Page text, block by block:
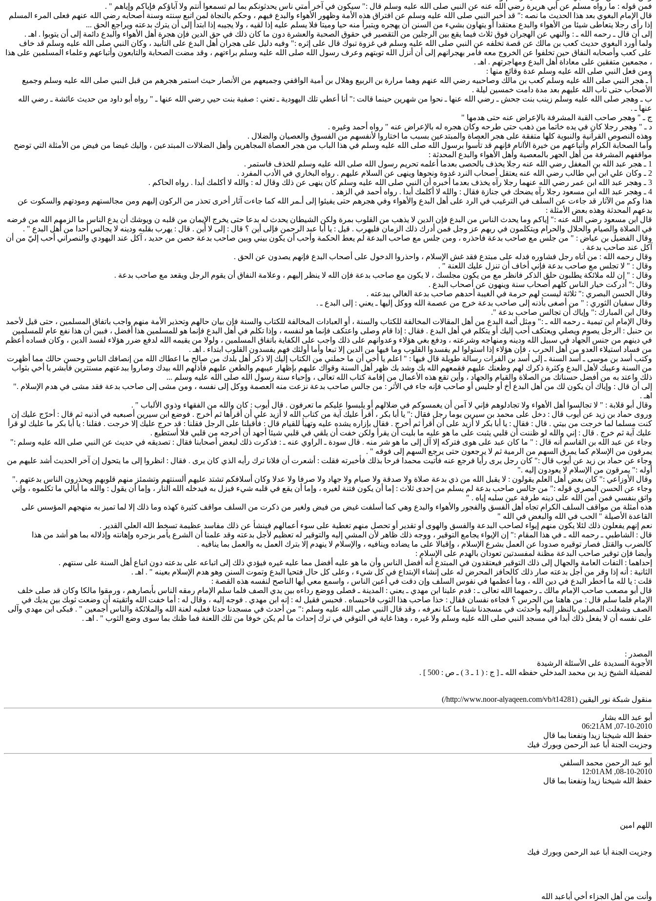
فمن قوله : ما رواه مسلم عن أبي هريرة رضي الله عنه عن النبي صلى الله عليه وسلم قال :" سيكون في آخر أمتي ناس يحدثونكم بما لم تسمعوا أنتم ولا آباؤكم فإياكم وإياهم " .
قال الإمام البغوي بعد هذا الحديث ما نصه :" قد أخبر النبي صلى الله عليه وسلم عن افتراق هذه الأمة وظهور الأهواء والبدع فيهم ، وحكم بالنجاة لمن اتبع سنته وسنة أصحابه رضي الله عنهم فعلى المرء المسلم
إذا رأى رجلا يتعاطى شيئا من الأهواء والبدع معتقدا أو يتهاون بشيء من السنن أن يهجره ويتبرأ منه حيا وميتا فلا يسلم عليه إذا لقيه ، ولا يجيبه إذا ابتدأ إلى أن يترك بدعته ويراجع الحق ...
إلى أن قال ـ رحمه الله ـ : والنهي عن الهجران فوق ثلاث فيما يقع بين الرجلين من التقصير في حقوق الصحبة والعشرة دون ما كان ذلك في حق الدين فإن هجرة أهل الأهواء والبدع دائمة إلى أن يتوبوا . اهـ .
ولما أورد البغوي حديث كعب بن مالك عن قصة تخلفه عن النبي صلى الله عليه وسلم في غزوة تبوك قال على إثره :" وفيه دليل على هجران أهل البدع على التأبيد ، وكان النبي صلى الله عليه وسلم قد خاف
على كعب وأصحابه النفاق حين تخلفوا عن الخروج معه فأمر بهجرانهم إلى أن أنزل الله توبتهم وعرف رسول الله صلى الله عليه وسلم براءتهم ، وقد مضت الصحابة والتابعون وأتباعهم وعلماء المسلمين على هذا
، مجمعين متفقين على معاداة أهل البدع ومهاجرتهم . اهـ .
ومن فعل النبي صلى الله عليه وسلم عدة وقائع منها :
أ ـ هجر النبي صلى الله عليه وسلم كعب بن مالك وصاحبيه رضي الله عنهم وهما مرارة بن الربيع وهلال بن أمية الواقفي وجميعهم من الأنصار حيث استمر هجرهم من قبل النبي صلى الله عليه وسلم وجميع
الأصحاب حتى تاب الله عليهم بعد مدة دامت خمسين ليلة .
ب ـ وهجر صلى الله عليه وسلم زينب بنت جحش ـ رضي الله عنها ـ نحوا من شهرين حينما قالت :" أنا أعطي تلك اليهودية ـ تعني : صفية بنت حيي رضي الله عنها ـ " رواه أبو داود من حديث عائشة ـ رضي الله
عنها ـ .
ج ـ " وهجر صاحب القبة المشرفة بالإعراض عنه حتى هدمها "
د ـ " وهجر رجلا كان في يده خاتما من ذهب حتى طرحه وكان هجره له بالإعراض عنه " رواه أحمد وغيره .
وهذه النصوص القرآنية والنبوية كلها متفقة على هجر العصاة والمبتدعين بسبب ما اختاروا لأنفسهم من الفسوق والعصيان والضلال .
وأما الصحابة الكرام وأتباعهم من خيرة الأانام فإنهم قد تأسوا برسول الله صلى الله عليه وسلم في هذا الباب من هجر العصاة المجاهرين وأهل الضلالات المبتدعين ، وإليك غيضا من فيض من الأمثلة التي توضح
مواقفهم المشرفة من أهل الجهر بالمعصية وأهل الأهواء والبدع المحدثة :
1 ـ هجر عبد الله بن المغفل رضي الله عنه رجلا يخذف بالحصى بعدما أعلمه تحريم رسول الله صلى الله عليه وسلم للخذف فاستمر .
2 ـ وكان علي ابن أبي طالب رضي الله عنه يعتقل أصحاب النرد غدوة ونحوها وينهى عن السلام عليهم . رواه البخاري في الأدب المفرد .
3 ـ وهجر عبد الله ابن عمر رضي الله عنهما رجلا رآه يخذف بعدما أخبره أن النبي صلى الله عليه وسلم كان ينهى عن ذلك وقال له : والله لا أكلمك أبدا . رواه الحاكم .
4 ـ وهجر عبد الله ابن مسعود رجلا رآه يضحك في جنازة فقال : والله لا أكلمك أبدا . رواه أحمد في الزهد .
هذا وكم من الآثار قد جاءت عن السلف في الترغيب في الرد على أهل البدع والأهواء وفي هجرهم حتى يفيئوا إلى أـمر الله كما جاءت آثار أخرى تحذر من الركون إليهم ومن مجالستهم ومودتهم والسكوت عن
بدعهم المحدثة وهذه بعض الأمثلة :
قال ابن مسعود رضي الله عنه :" إياكم وما يحدث الناس من البدع فإن الدين لا يذهب من القلوب بمرة ولكن الشيطان يحدث له بدعا حتى يخرج الإيمان من قلبه ن ويوشك أن يدع الناس ما الزمهم الله من فرضه
في الصلاة والصيام والحلال والحرام ويتكلمون في ربهم عز وجل فمن أدرك ذلك الزمان فليهرب . قيل : يا أبا عبد الرحمن فإلى أين ؟ قال : إلى لا أين . قال : يهرب بقلبه ودينه لا يجالس أحدا من أهل البدع " .
وقال الفضيل بن عياض : " من جلس مع صاحب بدعة فاحذره ، ومن جلس مع صاحب البدعة لم يعط الحكمة وأحب أن يكون بيني وبين صاحب بدعة حصن من حديد ، آكل عند اليهودي والنصراني أحب إليّ من أن
آكل عند صاحب بدعة .
وقال رحمه الله : من أتاه رجل فشاوره فدله على مبتدع فقد غش الإسلام ، واحذروا الدخول على أصحاب البدع فإنهم يصدون عن الحق .
وقال : " لا تجلس مع صاحب بدعة فإني أخاف أن تنزل عليك اللعنة " .
وقال : " إن لله ملائكة يطلبون حلق الذكر فانظر مع من يكون مجلسك ، لا يكون مع صاحب بدعة فإن الله لا ينظر إليهم ، وعلامة النفاق أن يقوم الرجل ويقعد مع صاحب بدعة .
وقال :" أدركت خيار الناس كلهم أصحاب سنة وينهون عن أصحاب البدع .
وقال الحسن البصري :" ثلاثة ليست لهم حرمة في الغيبة أحدهم صاحب بدعة الغالي ببدعته .
وقال سفيان الثوري : " من أصغى بأذنه إلى صاحب بدعة خرج من عصمة الله ووكل إليها ـ يعني : إلى البدع ـ .
وقال ابن المبارك :" وإياك أن تجالس صاحب بدعة ".
وقال الإمام ابن تيمية ـ رحمه الله ـ :" ومثل أئمة البدع من أهل المقالات المخالفة للكتاب والسنة ، أو العبادات المخالفة للكتاب والسنة فإن بيان حالهم وتحذير الأمة منهم واجب باتفاق المسلمين ، حتى قيل لأحمد
بن حنبل : الرجل يصوم ويصلي ويعتكف أحب إليك أو يتكلم في أهل البدع . فقال : إذا قام وصلى واعتكف فإنما هو لنفسه ، وإذا تكلم في أهل البدع فإنما هو للمسلمين هذا أفضل ، فبين أن هذا نفع عام للمسلمين
في دينهم من جنس الجهاد في سبيل الله ودينه ومنهاجه وشرعته ، ودفع بغي هؤلاء وعدوانهم على ذلك واجب على الكفاية باتفاق المسلمين ، ولولا من يقيمه الله لدفع ضرر هؤلاء لفسد الدين ، وكان فساده أعظم
من فساد استيلاء العدو من أهل الحرب ، فإن هؤلاء إذا استولوا لم يفسدوا القلوب وما فيها من الدين إلا تبعا وأما أولئك فهم يفسدون القلوب ابتداء . اهـ .
وكتب أسد بن موسى ـ أسد السنة ـ إلى أسد بن الفرات رسالة طويلة قال فيها : " اعلم يا أخي أن ما حملني من الكتاب إليك إلا ذكر أهل بلدك من صالح ما اعطاك الله من إنصافك الناس وحسن حالك مما أظهرت
من السنة وعيبك لأهل البدع وكثرة ذكرك لهم وطعنك عليهم فقمعهم الله بك وشد بك ظهر أهل السنة وقواك عليهم بإظهار عيبهم والطعن عليهم فأذلهم الله بيدك وصاروا ببدعتهم مستترين فأبشر يا أخي بثواب
ذلك واعتد به من أفضل حسناتك من الصلاة والقيام والجهاد ، وأين تقع هذه الأعمال من إقامة كتاب الله تعالى ، وإحياء سنة رسول الله صلى الله عليه وسلم ...
إلى أن قال : وإياك أن يكون لك من أهل البدع أخ أو جليس أو صاحب فإنه جاء في الأثر : من جالس صاحب بدعة نزعت منه العصمة ووكل إلى نفسه ، ومن مشى إلى صاحب بدعة فقد مشى في هدم الإسلام ."
اهـ .
وقال أبو قلابة : " لا تجالسوا أهل الأهواء ولا تجادلوهم فإني لا آمن أن يغمسوكم في ضلالهم أو يلبسوا عليكم ما تعرفون . قال أيوب : كان والله من الفقهاء وذوي الألباب " .
وروى حماد بن زيد عن أيوب قال : دخل على محمد بن سيرين يوما رجل فقال :" يا أبا بكر ، أقرأ عليك آية من كتاب الله لا أزيد على أن أقرأها ثم أخرج . فوضع ابن سيرين أصبعيه في أذنيه ثم قال : أحرّج عليك إن
كنت مسلما لما خرجت من بيتي . قال : فقال : يا أبا بكر لا أزيد على أن أقرأ ثم أخرج . فقال بإزاره يشده عليه وتهيأ للقيام قال : فأقبلنا على الرجل فقلنا : قد حرج عليك إلا خرجت . فقلنا : يا أبا بكر ما عليك لو قرأ
عليك آية ثم خرج . قال : إني والله لو ظننت أن قلبي يثبت على ما هو عليه ما بليت أن يقرأ ولكن خفت أن يلقي في قلبي شيئا أجهد أن أخرجه من قلبي فلا أستطيع .
وجاء عن عبد الله بن القاسم أنه قال : " ما كان عبد على هوى فتركه إلا آل إلى ما هو شر منه . قال سودة ـ الراوي عنه ـ : فذكرت ذلك لبعض أصحابنا فقال : تصديقه في حديث عن النبي صلى الله عليه وسلم :"
يمرقون من الإسلام كما يمرق السهم من الرمية ثم لا يرجعون حتى يرجع السهم إلى فوقه " .
وجاء عن حماد بن زيد عن أيوب قال :" كان رجل يرى رأيا فرجع عنه فأتيت محمدا فرحا بذلك فأخبرته فقلت : أشعرت أن فلانا ترك رأيه الذي كان يرى . فقال : انظروا إلى ما يتحول إن آخر الحديث أشد عليهم من
أوله :" يمرقون من الإسلام لا يعودون إليه ."
وقال الأوزاعي :" كان بعض أهل العلم يقولون : لا يقبل الله من ذي بدعة صلاة ولا صدقة ولا صيام ولا جهاد ولا صرفا ولا عدلا وكان أسلافكم تشتد عليهم ألسنتهم وتشمئز منهم قلوبهم ويحذرون الناس بدعتهم ."
وجاء عن الحسن البصري قوله :" من جالس صاحب بدعة لم يسلم من إحدى ثلاث : إما أن يكون فتنة لغيره ، وإما أن يقع في قلبه شيء فيزل به فيدخله الله النار ، وإما أن يقول : والله ما أبالي ما تكلموه ، وإني
واثق بنفسي فمن أمن الله على دينه طرفة عين سلبه إياه . "
هذه أمثلة من مواقف السلف الكرام تجاه أهل الفسق والفجور والأهواء والبدع وهي كما أسلفت غيض من فيض ولغير من ذكرت من السلف مواقف كثيرة كهذه وما ذلك إلا لما تميز به منهجهم المؤسس على
القاعدة الأصيلة " الحب في الله والبغض في الله "
نعم إنهم يفعلون ذلك لئلا يكون منهم إيواء لصاحب البدعة والفسق والهوى أو تقدير أو تحصل منهم تغطية على سوء أعمالهم فينشأ عن ذلك مفاسد عظيمة تسخط الله العلي القدير .
قال : الشاطبي ـ رحمه الله ـ في هذا المقام :" إن الإيواء يجامع التوقير ، ووجه ذلك ظاهر لأن المشي إليه والتوقير له تعظيم لأجل بدعته وقد علمنا أن الشرع يأمر بزجره وإهانته وإذلاله بما هو أشد من هذا
كالضرب والقتل فصار توقيره صدودا عن العمل بشرع الإسلام ، وإقبالا على ما يضاده وينافيه ، والإسلام لا ينهدم إلا بترك العمل به والعمل بما ينافيه .
وأيضا فإن توقير صاحب البدعة مظنة لمفسدتين تعودان بالهدم على الإسلام :
إحداهما : التفات العامة والجهال إلى ذلك التوقير فيعتقدون في المبتدع أنه أفضل الناس وأن ما هو عليه أفضل مما عليه غيره فيؤدي ذلك إلى اتباعه على بدعته دون اتباع أهل السنة على سنتهم .
الثانية : أنه إذا وقر من أجل بدعته صار ذلك كالحافز المحرض له على إنشاء الإبتداع في كل شيء ، وعلى كل حال فتحيا البدع وتموت السنن وهو هدم الإسلام بعينه " . اهـ .
قلت : يا لله ما أخطر البدع في دين الله ، وما أعظمها في نفوس السلف وإن دقت في أعين الناس ، واسمع معي أيها الناصح لنفسه هذه القصة :
قال أبو مصعب صاحب الإمام مالك ـ رحمهما الله تعالى ـ : قدم علينا ابن مهدي ـ يعني : المدينة ـ فصلى ووضع رداءه بين يدي الصف فلما سلم الإمام رمقه الناس بأبصارهم ، ورمقوا مالكا وكان قد صلى خلف
الإمام فلما سلم قال : من هاهنا من الحرس ؟ فجاءه نفسان فقال : خذا صاحب هذا الثوب فاحبساه . فحبس فقيل له : إنه ابن مهدي . فوجه إليه ، وقال له : أما خفت الله واتقيته أن وضعت ثوبك بين يديك في
الصف وشغلت المصلين بالنظر إليه وأحدثت في مسجدنا شيئا ما كنا نعرفه ، وقد قال النبي صلى الله عليه وسلم :" من أحدث في مسجدنا حدثا فعليه لعنة الله والملائكة والناس أجمعين " . فبكى ابن مهدي وآلى
على نفسه أن لا يفعل ذلك أبدا في مسجد النبي صلى الله عليه وسلم ولا غيره ، وهذا غاية في التوقي في ترك إحداث ما لم يكن خوفا من تلك اللعنة فما ظنك بما سوى وضع الثوب " . اهـ .
المصدر :
الأجوبة السديدة على الأسئلة الرشيدة
لفضيلة الشيخ زيد بن محمد المدخلي حفظه الله ـ [ ج : ( 1 ـ 3 ) ـ ص : 500 ] .
منقول شبكة نور اليقين (http://www.noor-alyaqeen.com/vb/t14281/)
أبو عبد الله بشار
07-10-2010, 06:21AM
حفظ الله شيخنا زيدا ونفعنا بما قال
وجزيت الجنة أبا عبد الرحمن وبورك فيك
أبو عبد الرحمن محمد السلفي
08-10-2010, 12:01AM
حفظ الله شيخنا زيدا ونفعنا بما قال
اللهم امين
وجزيت الجنة أبا عبد الرحمن وبورك فيك
وأنت من أهل الجزاء أخي أباعبد الله